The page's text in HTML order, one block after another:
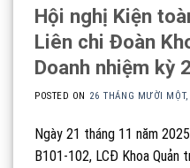
Hội nghị Kiện
Liên chi Đoàn
Doanh nhiệm kỳ
POSTED ON 26 THÁNG MƯỜI
Ngày 21 tháng 11 năm
B101-102, LCĐ Khoa Quản